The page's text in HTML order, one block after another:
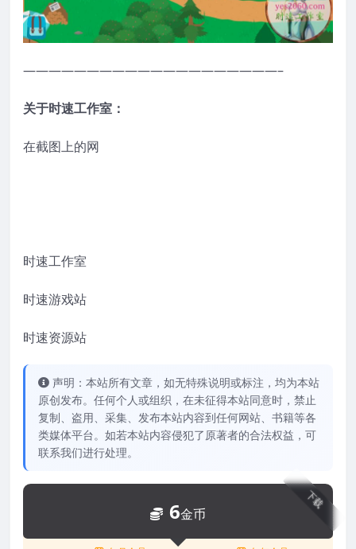
————————————————————–
关于时速工作室：
在截图上的网
时速工作室
时速游戏站
时速资源站
声明：本站所有文章，如无特殊说明或标注，均为本站
原创发布。任何个人或组织，在未征得本站同意时，禁止
复制、盗用、采集、发布本站内容到任何网站、书籍等各
类媒体平台。如若本站内容侵犯了原著者的合法权益，可
联系我们进行处理。
下载
6金币